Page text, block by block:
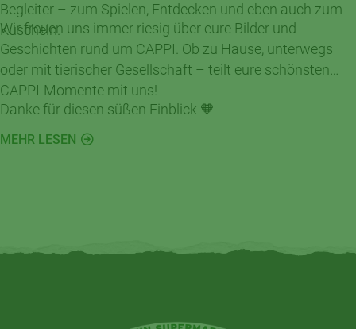
Begleiter – zum Spielen, Entdecken und eben auch zum
Kuscheln.
Wir freuen uns immer riesig über eure Bilder und
Geschichten rund um CAPPI. Ob zu Hause, unterwegs
oder mit tierischer Gesellschaft – teilt eure schönsten
CAPPI-Momente mit uns!
Danke für diesen süßen Einblick 🧡
MEHR LESEN